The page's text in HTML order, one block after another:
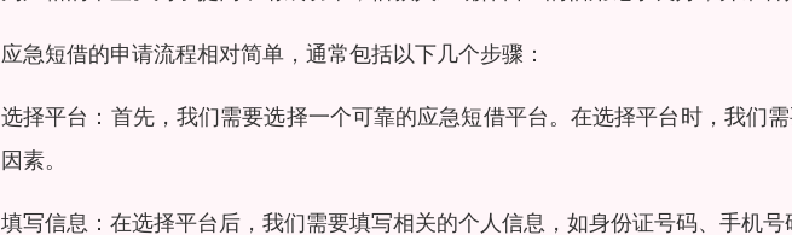
应急短借的申请流程相对简单，通常包括以下几个步骤：
选择平台：首先，我们需要选择一个可靠的应急短借平台。在选择平台时，我们
因素。
填写信息：在选择平台后，我们需要填写相关的个人信息，如身份证号码、手机号